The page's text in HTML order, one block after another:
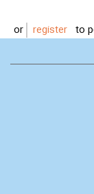
register to